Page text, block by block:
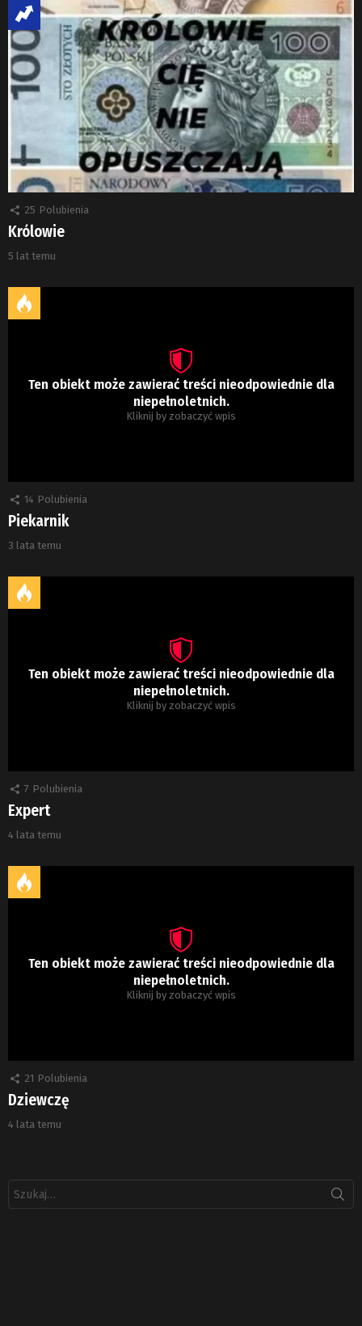
25 Polubienia
Królowie
5 lat temu
Ten obiekt może zawierać treści nieodpowiednie dla
niepełnoletnich.
Kliknij by zobaczyć wpis
14 Polubienia
Piekarnik
3 lata temu
Ten obiekt może zawierać treści nieodpowiednie dla
niepełnoletnich.
Kliknij by zobaczyć wpis
7 Polubienia
Expert
4 lata temu
Ten obiekt może zawierać treści nieodpowiednie dla
niepełnoletnich.
Kliknij by zobaczyć wpis
21 Polubienia
Dziewczę
4 lata temu